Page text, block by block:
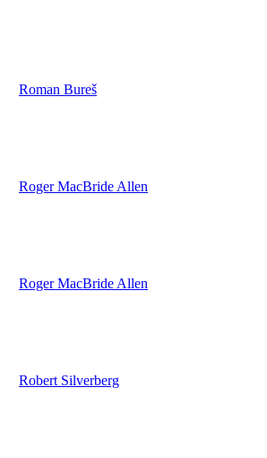
Roman Bureš
Roger MacBride Allen
Roger MacBride Allen
Robert Silverberg